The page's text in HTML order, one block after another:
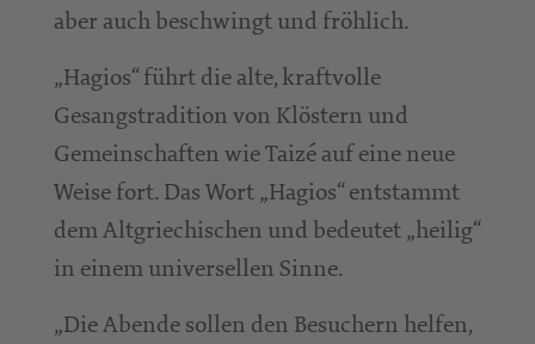
aber auch beschwingt und fröhlich.
„Hagios“ führt die alte, kraftvolle
Gesangstradition von Klöstern und
Gemeinschaften wie Taizé auf eine neue
Weise fort. Das Wort „Hagios“ entstammt
dem Altgriechischen und bedeutet „heilig“
in einem universellen Sinne.
„Die Abende sollen den Besuchern helfen,